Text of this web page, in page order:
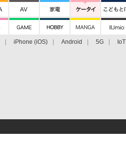
iPhone (iOS) Android 5G IoT